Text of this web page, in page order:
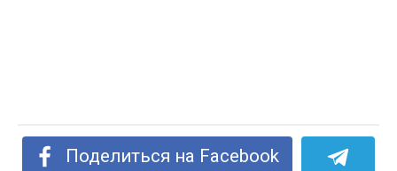
Поделиться на Facebook